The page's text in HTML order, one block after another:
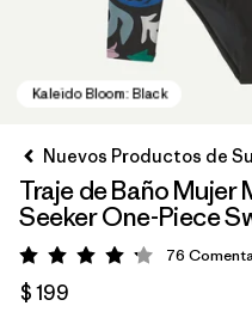
Nuevos Productos de
Traje de Baño Mujer
Seeker One-Piece
Valoración: 4.2 / 5
76
$ 199